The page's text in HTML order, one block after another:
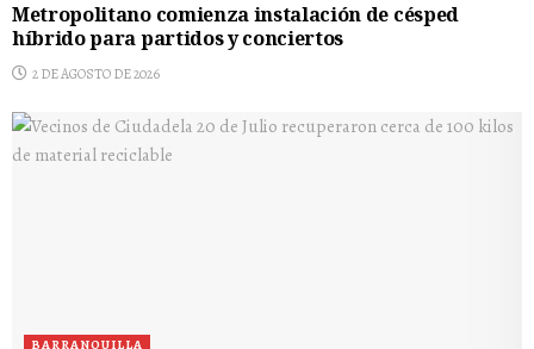
Metropolitano comienza instalación de césped
híbrido para partidos y conciertos
2 DE AGOSTO DE 2026
BARRANQUILLA